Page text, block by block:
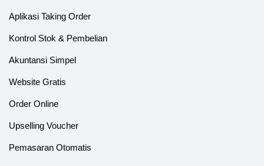
Aplikasi Taking Order
Kontrol Stok & Pembelian
Akuntansi Simpel
Website Gratis
Order Online
Upselling Voucher
Pemasaran Otomatis